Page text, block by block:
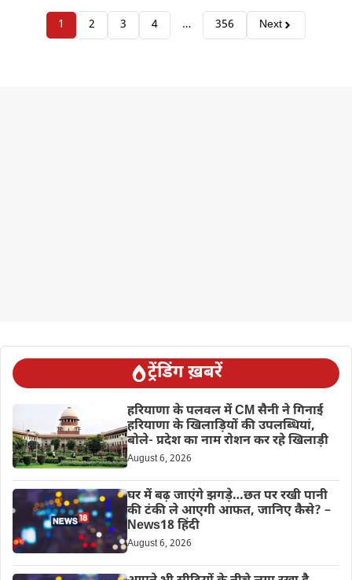
1 2 3 4 … 356 Next
ट्रेंडिंग ख़बरें
हरियाणा के पलवल में CM सैनी ने गिनाई
हरियाणा के खिलाड़ियों की उपलब्धियां,
बोले- प्रदेश का नाम रोशन कर रहे खिलाड़ी
August 6, 2026
घर में बढ़ जाएंगे झगड़े…छत पर रखी पानी
की टंकी ले आएगी आफत, जानिए कैसे? –
News18 हिंदी
August 6, 2026